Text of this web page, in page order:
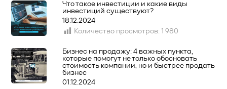
Что такое инвестиции и какие виды
инвестиций существуют?
18.12.2024
Количество просмотров: 1 980
Бизнес на продажу: 4 важных пункта,
которые помогут не только обосновать
стоимость компании, но и быстрее продать
бизнес
01.12.2024